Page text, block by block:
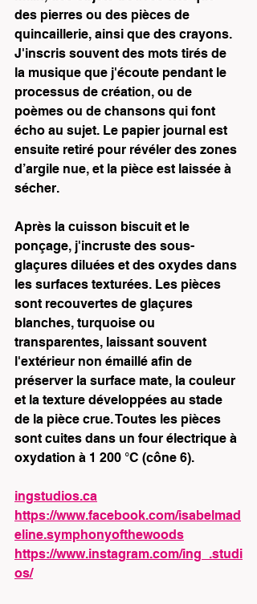
des pierres ou des pièces de
quincaillerie, ainsi que des crayons.
J'inscris souvent des mots tirés de
la musique que j'écoute pendant le
processus de création, ou de
poèmes ou de chansons qui font
écho au sujet. Le papier journal est
ensuite retiré pour révéler des zones
d’argile nue, et la pièce est laissée à
sécher.
Après la cuisson biscuit et le
ponçage, j'incruste des sous-
glaçures diluées et des oxydes dans
les surfaces texturées. Les pièces
sont recouvertes de glaçures
blanches, turquoise ou
transparentes, laissant souvent
l'extérieur non émaillé afin de
préserver la surface mate, la couleur
et la texture développées au stade
de la pièce crue. Toutes les pièces
sont cuites dans un four électrique à
oxydation à 1 200 °C (cône 6).
ingstudios.ca
https://www.facebook.com/isabelmad
eline.symphonyofthewoods
https://www.instagram.com/ing_.studi
os/